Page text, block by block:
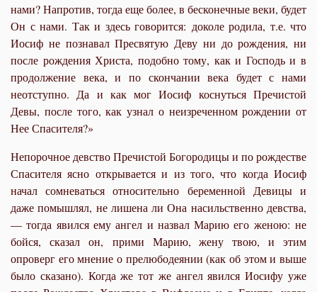
нами? Напротив, тогда еще более, в бесконечные веки, будет
Он с нами. Так и здесь говорится: доколе родила, т.е. что
Иосиф не познавал Пресвятую Деву ни до рождения, ни
после рождения Христа, подобно тому, как и Господь и в
продолжение века, и по скончании века будет с нами
неотступно. Да и как мог Иосиф коснуться Пречистой
Девы, после того, как узнал о неизреченном рождении от
Нее Спасителя?»
Непорочное девство Пречистой Богородицы и по рождестве
Спасителя ясно открывается и из того, что когда Иосиф
начал сомневаться относительно беременной Девицы и
даже помышлял, не лишена ли Она насильственно девства,
— тогда явился ему ангел и назвал Марию его женою: не
бойся, сказал он, прими Марию, жену твою, и этим
опроверг его мнение о прелюбодеянии (как об этом и выше
было сказано). Когда же тот же ангел явился Иосифу уже